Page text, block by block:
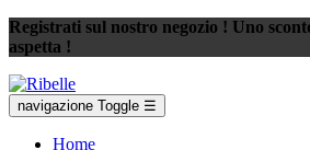
Registrati sul nostro negozio ! Uno
aspetta !
navigazione Toggle ☰
Home